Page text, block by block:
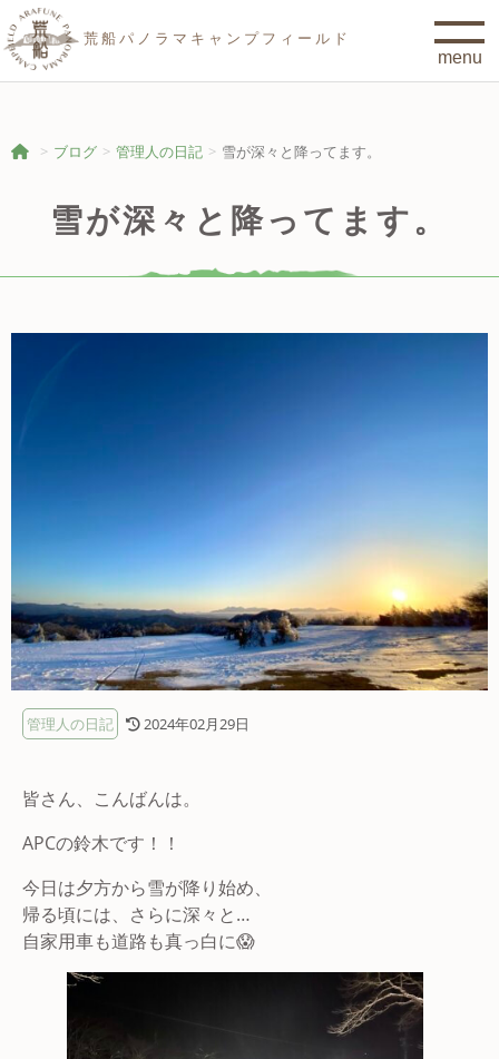
荒船パノラマキャンプフィールド
ブログ 管理人の日記 雪が深々と降ってます。
雪が深々と降ってます。
管理人の日記 2024年02月29日
皆さん、こんばんは。
APCの鈴木です！！
今日は夕方から雪が降り始め、
帰る頃には、さらに深々と…
自家用車も道路も真っ白に😱